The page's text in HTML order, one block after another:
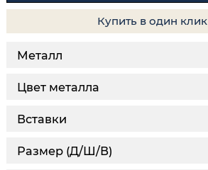
Купить в один клик
Металл
Цвет металла
Вставки
Размер (Д/Ш/В)